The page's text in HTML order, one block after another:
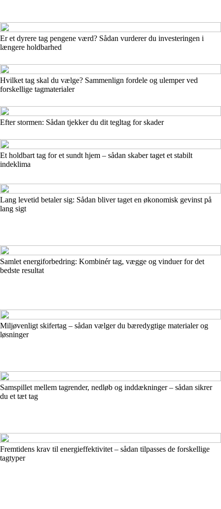
Er et dyrere tag pengene værd? Sådan vurderer du investeringen i
længere holdbarhed
Hvilket tag skal du vælge? Sammenlign fordele og ulemper ved
forskellige tagmaterialer
Efter stormen: Sådan tjekker du dit tegltag for skader
Et holdbart tag for et sundt hjem – sådan skaber taget et stabilt
indeklima
Lang levetid betaler sig: Sådan bliver taget en økonomisk gevinst på
lang sigt
Samlet energiforbedring: Kombinér tag, vægge og vinduer for det
bedste resultat
Miljøvenligt skifertag – sådan vælger du bæredygtige materialer og
løsninger
Samspillet mellem tagrender, nedløb og inddækninger – sådan sikrer
du et tæt tag
Fremtidens krav til energieffektivitet – sådan tilpasses de forskellige
tagtyper